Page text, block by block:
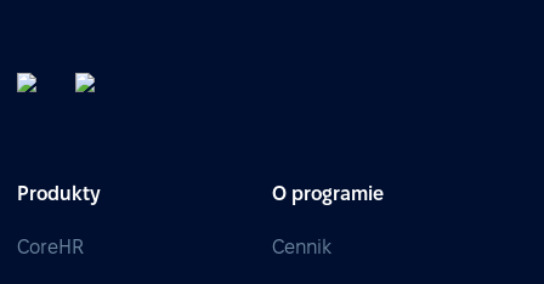
Produkty
CoreHR
O programie
Cennik